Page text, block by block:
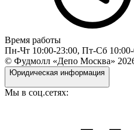
Время работы
Пн-Чт 10:00-23:00, Пт-Сб
© Фудмолл «Депо Москва»
Юридическая информация
Мы в соц.сетях: